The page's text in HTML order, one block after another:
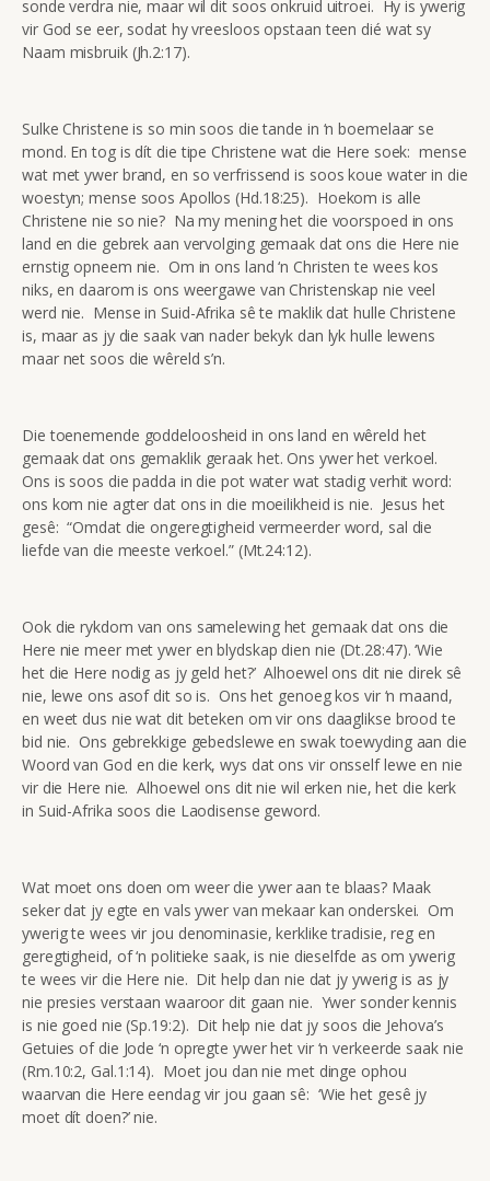
sonde verdra nie, maar wil dit soos onkruid uitroei. Hy is ywerig
vir God se eer, sodat hy vreesloos opstaan teen dié wat sy
Naam misbruik (Jh.2:17).
Sulke Christene is so min soos die tande in ‘n boemelaar se
mond. En tog is dít die tipe Christene wat die Here soek: mense
wat met ywer brand, en so verfrissend is soos koue water in die
woestyn; mense soos Apollos (Hd.18:25). Hoekom is alle
Christene nie so nie? Na my mening het die voorspoed in ons
land en die gebrek aan vervolging gemaak dat ons die Here nie
ernstig opneem nie. Om in ons land ‘n Christen te wees kos
niks, en daarom is ons weergawe van Christenskap nie veel
werd nie. Mense in Suid-Afrika sê te maklik dat hulle Christene
is, maar as jy die saak van nader bekyk dan lyk hulle lewens
maar net soos die wêreld s’n.
Die toenemende goddeloosheid in ons land en wêreld het
gemaak dat ons gemaklik geraak het. Ons ywer het verkoel.
Ons is soos die padda in die pot water wat stadig verhit word:
ons kom nie agter dat ons in die moeilikheid is nie. Jesus het
gesê: “Omdat die ongeregtigheid vermeerder word, sal die
liefde van die meeste verkoel.” (Mt.24:12).
Ook die rykdom van ons samelewing het gemaak dat ons die
Here nie meer met ywer en blydskap dien nie (Dt.28:47). ‘Wie
het die Here nodig as jy geld het?’ Alhoewel ons dit nie direk sê
nie, lewe ons asof dit so is. Ons het genoeg kos vir ‘n maand,
en weet dus nie wat dit beteken om vir ons daaglikse brood te
bid nie. Ons gebrekkige gebedslewe en swak toewyding aan die
Woord van God en die kerk, wys dat ons vir onsself lewe en nie
vir die Here nie. Alhoewel ons dit nie wil erken nie, het die kerk
in Suid-Afrika soos die Laodisense geword.
Wat moet ons doen om weer die ywer aan te blaas? Maak
seker dat jy egte en vals ywer van mekaar kan onderskei. Om
ywerig te wees vir jou denominasie, kerklike tradisie, reg en
geregtigheid, of ‘n politieke saak, is nie dieselfde as om ywerig
te wees vir die Here nie. Dit help dan nie dat jy ywerig is as jy
nie presies verstaan waaroor dit gaan nie. Ywer sonder kennis
is nie goed nie (Sp.19:2). Dit help nie dat jy soos die Jehova’s
Getuies of die Jode ‘n opregte ywer het vir ‘n verkeerde saak nie
(Rm.10:2, Gal.1:14). Moet jou dan nie met dinge ophou
waarvan die Here eendag vir jou gaan sê: ‘Wie het gesê jy
moet dít doen?’ nie.